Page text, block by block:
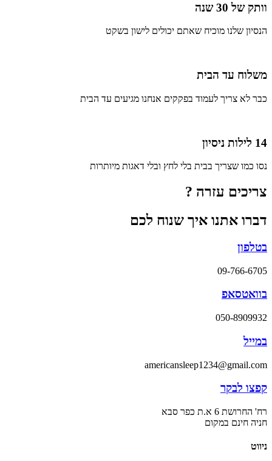
וותק של 30 שנה
הנסיון שלנו מוכיח שאתם יכולים לישון בשקט
משלוח עד הבית
כבר לא צריך לעמוד בפקקים אנחנו מגיעים עד הבית
14 לילות ניסיון
נסו כמו שצריך בבית בלי לחץ ובלי דאגות מיותרות
צריכים עזרה ?
דברו אתנו איך שנוח לכם
בטלפון
09-766-6705
בוואטסאפ
050-8909932
במייל
americansleep1234@gmail.com
קפצו לבקר
רח' החרושת 6 א.ת כפר סבא
חניה חינם במקום
ניווט